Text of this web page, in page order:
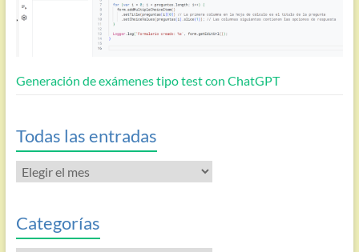
Generación de exámenes tipo test con ChatGPT
Todas las entradas
Todas
las
Categorías